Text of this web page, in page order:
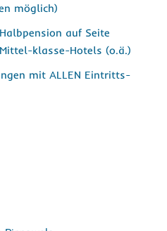
möglich)
auf Seite
klasse-Hotels (o.ä.)
mit ALLEN Eintritts-